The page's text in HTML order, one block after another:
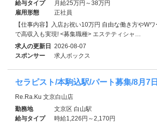
給与タイプ
月給25万円～38万円
雇用形態
正社員
【仕事内容】入店お祝い10万円 自由な働き方やW
で高収入も実現! <募集職種> エステティシャ…
求人の更新日 2026-08-07
スポンサー
求人ボックス
セラピスト/本駒込駅/パート募集/8月7
Re.Ra.Ku 文京白山店
勤務地
文京区 白山駅
給与タイプ
時給1,226円～2,170円